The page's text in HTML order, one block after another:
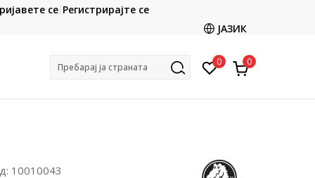
CLICK & COLLECT
со картичка online и подигнете во продавницата
се Регистрирајте се
ЈАЗИК
Пребарај ја страната 0 0
10010043